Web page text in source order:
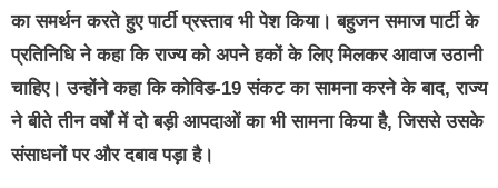
का समर्थन करते हुए पार्टी प्रस्ताव भी पेश किया। बहुजन समाज पार्टी के
प्रतिनिधि ने कहा कि राज्य को अपने हकों के लिए मिलकर आवाज उठानी
चाहिए। उन्होंने कहा कि कोविड-19 संकट का सामना करने के बाद, राज्य
ने बीते तीन वर्षोंं में दो बड़ी आपदाओं का भी सामना किया है, जिससे उसके
संसाधनों पर और दबाव पड़ा है।